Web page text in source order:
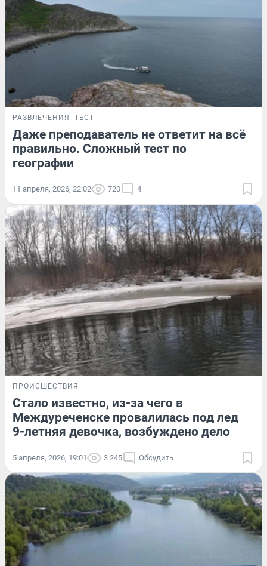
РАЗВЛЕЧЕНИЯ ТЕСТ
Даже преподаватель не ответит на всё
правильно. Сложный тест по
географии
11 апреля, 2026, 22:02 720 4
ПРОИСШЕСТВИЯ
Стало известно, из-за чего в
Междуреченске провалилась под лед
9-летняя девочка, возбуждено дело
5 апреля, 2026, 19:01 3 245 Обсудить